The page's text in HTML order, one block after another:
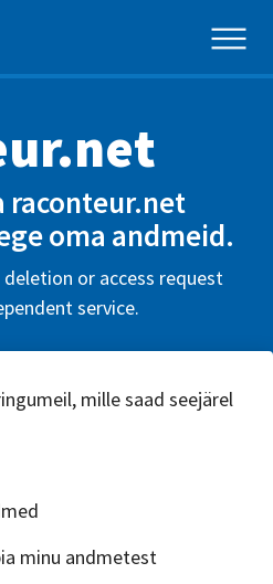
raconteur.net
oma andmeid.
or access request
service.
mille saad seejärel
minu andmetest